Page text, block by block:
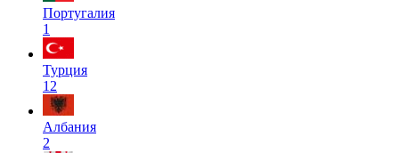
Португалия
1
Турция
12
Албания
2